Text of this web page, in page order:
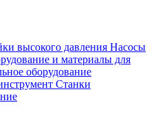
высокого давления Насосы
и материалы для
оборудование
Станки